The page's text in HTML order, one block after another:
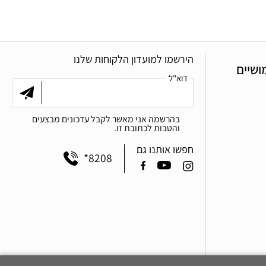
הירשמו למועדון הלקוחות שלנו
דוא"ל
בהרשמה אני מאשר לקבל עדכונים מבצעים
והטבות לכתובת זו.
חפשו אותנו גם
*8208